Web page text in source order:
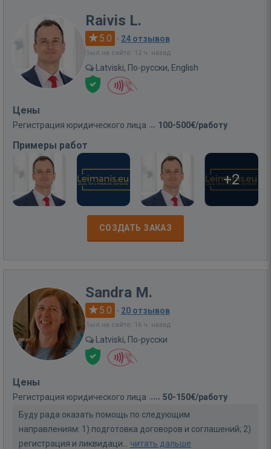
Raivis L.
5.0 · 24 отзывов
Был на сайте: 12 ч. назад
Latviski, По-русски, English
Цены
Регистрация юридического лица 100-500€/работу
Примеры работ
+2
СОЗДАТЬ ЗАКАЗ
Sandra M.
5.0 · 20 отзывов
Был на сайте: 16 ч. назад
Latviski, По-русски
Цены
Регистрация юридического лица
50-150€/работу
Буду радa оказать помощь по следующим
направлениям: 1) подготовка договоров и соглашений; 2)
регистрация и ликвидаци... читать дальше